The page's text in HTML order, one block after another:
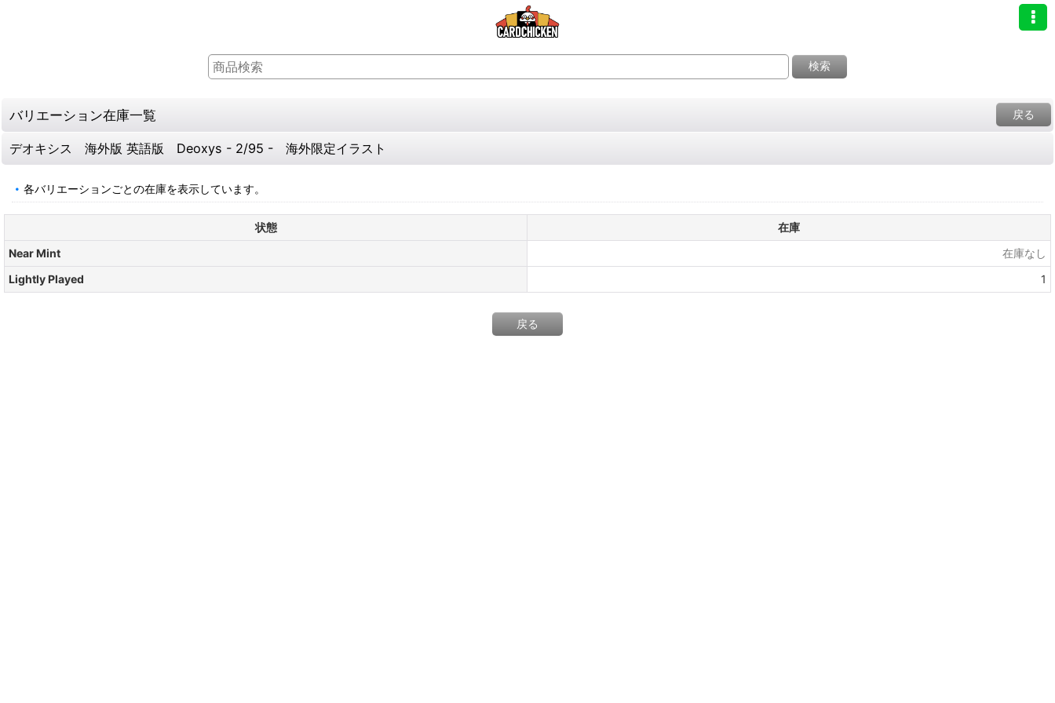
検索
バリエーション在庫一覧 戻る
デオキシス 海外版 英語版 Deoxys - 2/95 - 海外限定イラスト
各バリエーションごとの在庫を表示しています。
状態
在庫
Near Mint
在庫なし
Lightly Played
1
戻る